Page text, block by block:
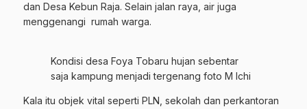
dan Desa Kebun Raja. Selain jalan raya, air juga
menggenangi rumah warga.
Kondisi desa Foya Tobaru hujan sebentar
saja kampung menjadi tergenang foto M Ichi
Kala itu objek vital seperti PLN, sekolah dan perkantoran